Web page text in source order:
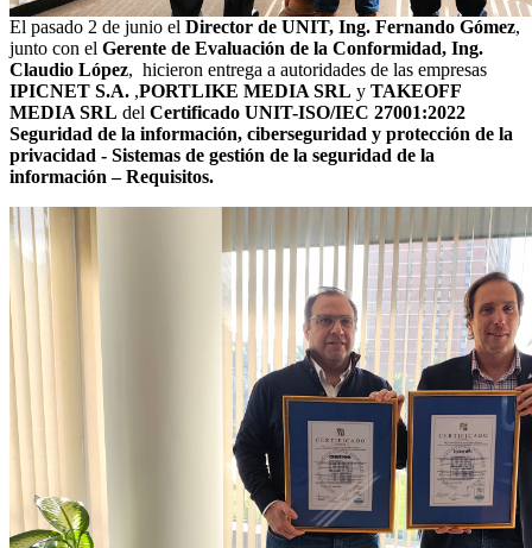
El pasado 2 de junio el Director de UNIT, Ing. Fernando Gómez,
junto con el Gerente de Evaluación de la Conformidad, Ing.
Claudio López, hicieron entrega a autoridades de las empresas
IPICNET S.A. ,PORTLIKE MEDIA SRL y TAKEOFF
MEDIA SRL del Certificado UNIT-ISO/IEC 27001:2022
Seguridad de la información, ciberseguridad y protección de la
privacidad - Sistemas de gestión de la seguridad de la
información – Requisitos.